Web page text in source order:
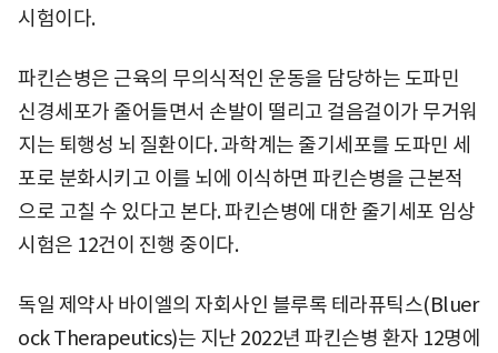
시험이다.
파킨슨병은 근육의 무의식적인 운동을 담당하는 도파민
신경세포가 줄어들면서 손발이 떨리고 걸음걸이가 무거워
지는 퇴행성 뇌 질환이다. 과학계는 줄기세포를 도파민 세
포로 분화시키고 이를 뇌에 이식하면 파킨슨병을 근본적
으로 고칠 수 있다고 본다. 파킨슨병에 대한 줄기세포 임상
시험은 12건이 진행 중이다.
독일 제약사 바이엘의 자회사인 블루록 테라퓨틱스(Bluer
ock Therapeutics)는 지난 2022년 파킨슨병 환자 12명에